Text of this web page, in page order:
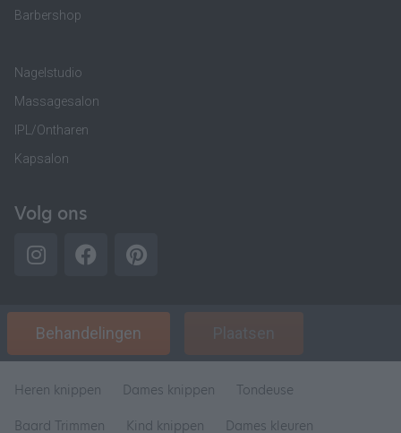
Barbershop
Nagelstudio
Massagesalon
IPL/Ontharen
Kapsalon
Volg ons
Behandelingen Plaatsen
Heren knippen Dames knippen
Tondeuse
Baard Trimmen
Kind knippen Dames kleuren